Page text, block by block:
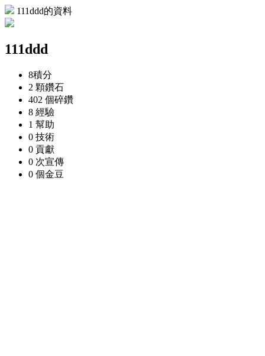
111ddd的資料
111ddd
8積分
2 顆鑽石
402 個碎鑽
8 經驗
1 幫助
0 技術
0 貢獻
0 次宣傳
0 個金豆